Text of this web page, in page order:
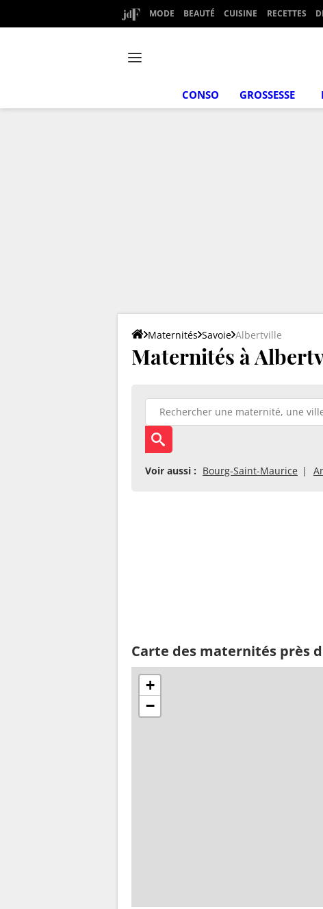
MODE BEAUTÉ CUISINE RECETTES
CONSO GROSSESSE
Maternités Savoie Albertville
Maternités à
Voir aussi : Bourg-Saint-Maurice
Carte des maternités près
+
−